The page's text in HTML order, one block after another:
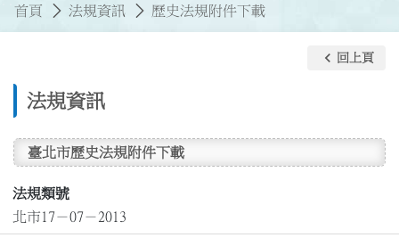
首頁 法規資訊 歷史法規附件下載
法規資訊
keyboard_arrow_left 回上頁
臺北市歷史法規附件下載
法規類號
北市17－07－2013